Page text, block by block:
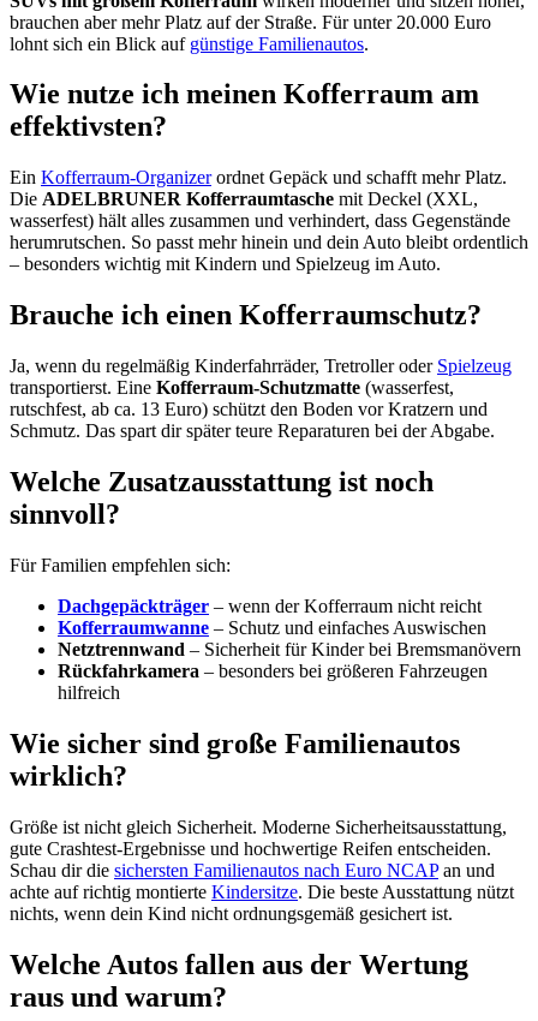
brauchen aber mehr Platz auf der Straße. Für unter 20.000 Euro
lohnt sich ein Blick auf günstige Familienautos.
Wie nutze ich meinen Kofferraum am
effektivsten?
Ein Kofferraum-Organizerordnet Gepäck und schafft mehr Platz.
Die ADELBRUNER Kofferraumtasche mit Deckel (XXL,
wasserfest) hält alles zusammen und verhindert, dass Gegenstände
herumrutschen. So passt mehr hinein und dein Auto bleibt ordentlich
– besonders wichtig mit Kindern und Spielzeug im Auto.
Brauche ich einen Kofferraumschutz?
Ja, wenn du regelmäßig Kinderfahrräder, Tretroller oder Spielzeug
transportierst. Eine Kofferraum-Schutzmatte (wasserfest,
rutschfest, ab ca. 13 Euro) schützt den Boden vor Kratzern und
Schmutz. Das spart dir später teure Reparaturen bei der Abgabe.
Welche Zusatzausstattung ist noch
sinnvoll?
Für Familien empfehlen sich:
Dachgepäckträger – wenn der Kofferraum nicht reicht
Kofferraumwanne – Schutz und einfaches Auswischen
Netztrennwand – Sicherheit für Kinder bei Bremsmanövern
Rückfahrkamera – besonders bei größeren Fahrzeugen
hilfreich
Wie sicher sind große Familienautos
wirklich?
Größe ist nicht gleich Sicherheit. Moderne Sicherheitsausstattung,
gute Crashtest-Ergebnisse und hochwertige Reifen entscheiden.
Schau dir die sichersten Familienautos nach Euro NCAPan und
achte auf richtig montierte Kindersitze. Die beste Ausstattung nützt
nichts, wenn dein Kind nicht ordnungsgemäß gesichert ist.
Welche Autos fallen aus der Wertung
raus und warum?